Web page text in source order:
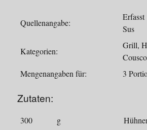
Quellenangabe:
Sus
Kategorien:
Grill,
Mengenangaben für:
3
Zutaten:
300 g